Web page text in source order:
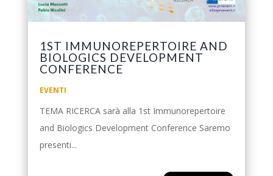
1ST IMMUNOREPERTOIRE AND
BIOLOGICS DEVELOPMENT
CONFERENCE
EVENTI
TEMA RICERCA sarà alla 1st Immunorepertoire
and Biologics Development Conference Saremo
presenti...